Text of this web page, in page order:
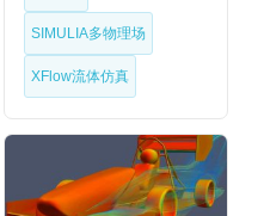
SIMULIA多物理场
XFlow流体仿真